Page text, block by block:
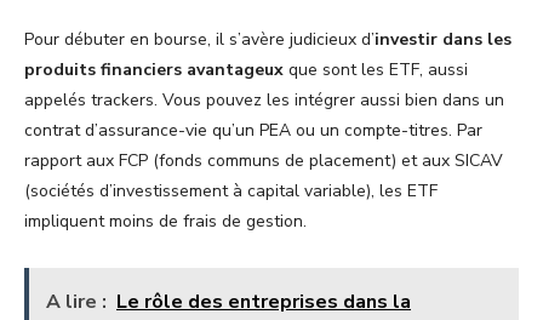
Pour débuter en bourse, il s’avère judicieux d’investir dans les
produits financiers avantageux que sont les ETF, aussi
appelés trackers. Vous pouvez les intégrer aussi bien dans un
contrat d’assurance-vie qu’un PEA ou un compte-titres. Par
rapport aux FCP (fonds communs de placement) et aux SICAV
(sociétés d’investissement à capital variable), les ETF
impliquent moins de frais de gestion.
A lire : Le rôle des entreprises dans la